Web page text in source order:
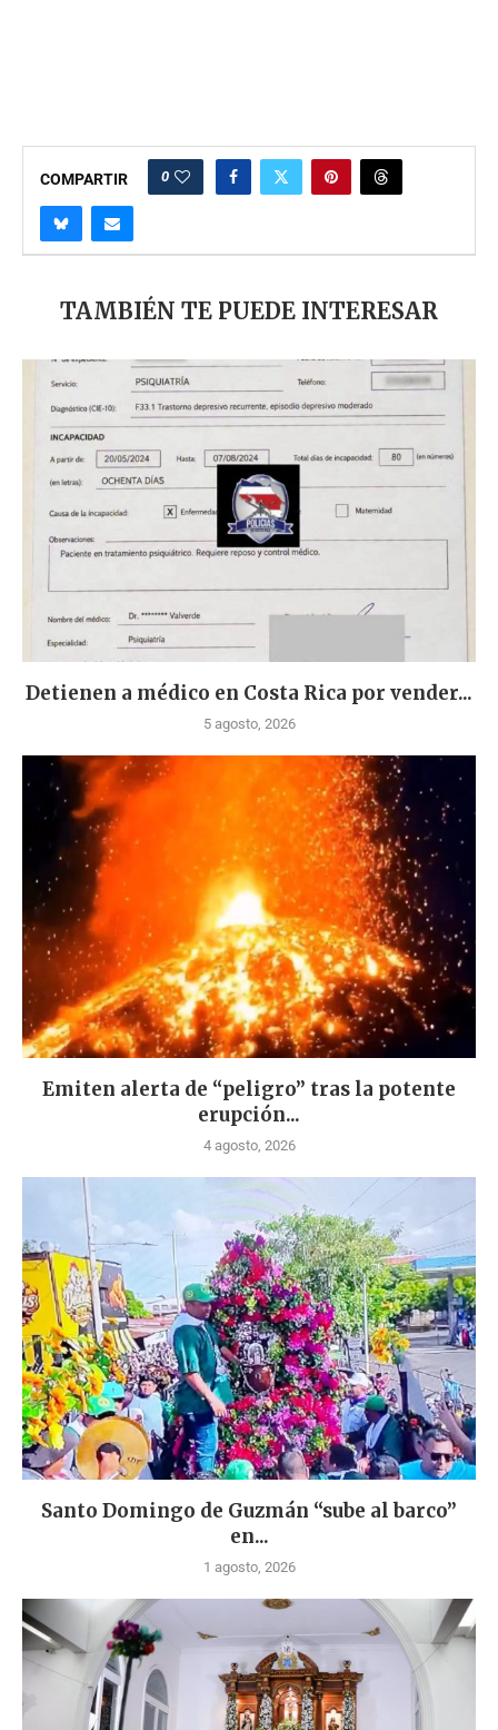
COMPARTIR 0
TAMBIÉN TE PUEDE INTERESAR
Detienen a médico en Costa Rica por vender...
5 agosto, 2026
Emiten alerta de “peligro” tras la potente
erupción...
4 agosto, 2026
Santo Domingo de Guzmán “sube al barco”
en...
1 agosto, 2026